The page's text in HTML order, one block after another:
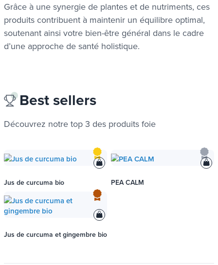
Grâce à une synergie de plantes et de nutriments, ces
produits contribuent à maintenir un équilibre optimal,
soutenant ainsi votre bien-être général dans le cadre
d’une approche de santé holistique.
Best sellers
Découvrez notre top 3 des produits foie
Jus de curcuma bio PEA CALM
Jus de curcuma et gingembre bio